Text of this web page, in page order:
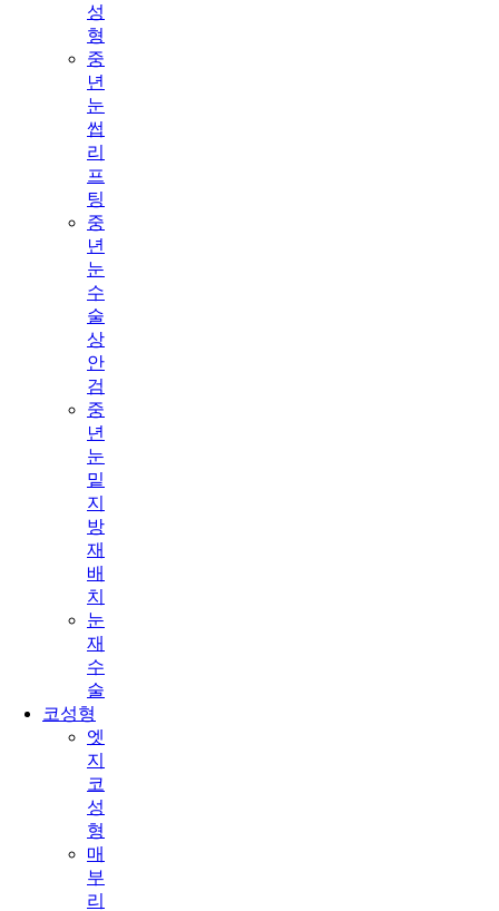
성
형
중
년
눈
썹
리
프
팅
중
년
눈
수
술
상
안
검
중
년
눈
밑
지
방
재
배
치
눈
재
수
술
코성형
엣
지
코
성
형
매
부
리